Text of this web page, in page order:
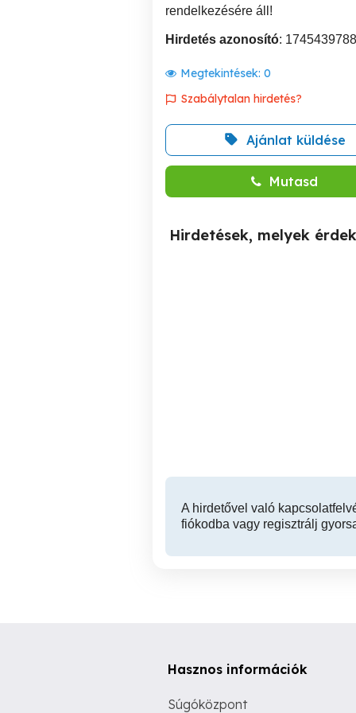
rendelkezésére áll!
Hirdetés azonosító: 1745439788
Megtekintések: 0
Szabálytalan hirdetés?
Ajánlat küldése
Mutasd
Hirdetések, melyek
A hirdetővel való
fiókodba vagy regisztrálj
Hasznos információk
Súgóközpont